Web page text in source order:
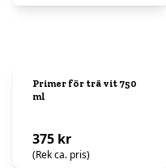
Primer för trä vit 750
ml
375 kr
(Rek ca. pris)